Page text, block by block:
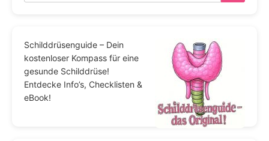
Schilddrüsenguide – Dein
kostenloser Kompass für eine
gesunde Schilddrüse!
Entdecke Info’s, Checklisten &
eBook!